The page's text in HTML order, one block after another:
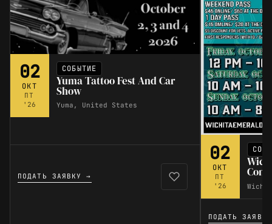
02
ОКТ
ПТ
'26
СОБЫТИЕ
Yuma Tattoo Fest And Car
Show
Yuma, United States
ПОДАТЬ ЗАЯВКУ →
02
ОКТ
ПТ
'26
ПОДАТЬ